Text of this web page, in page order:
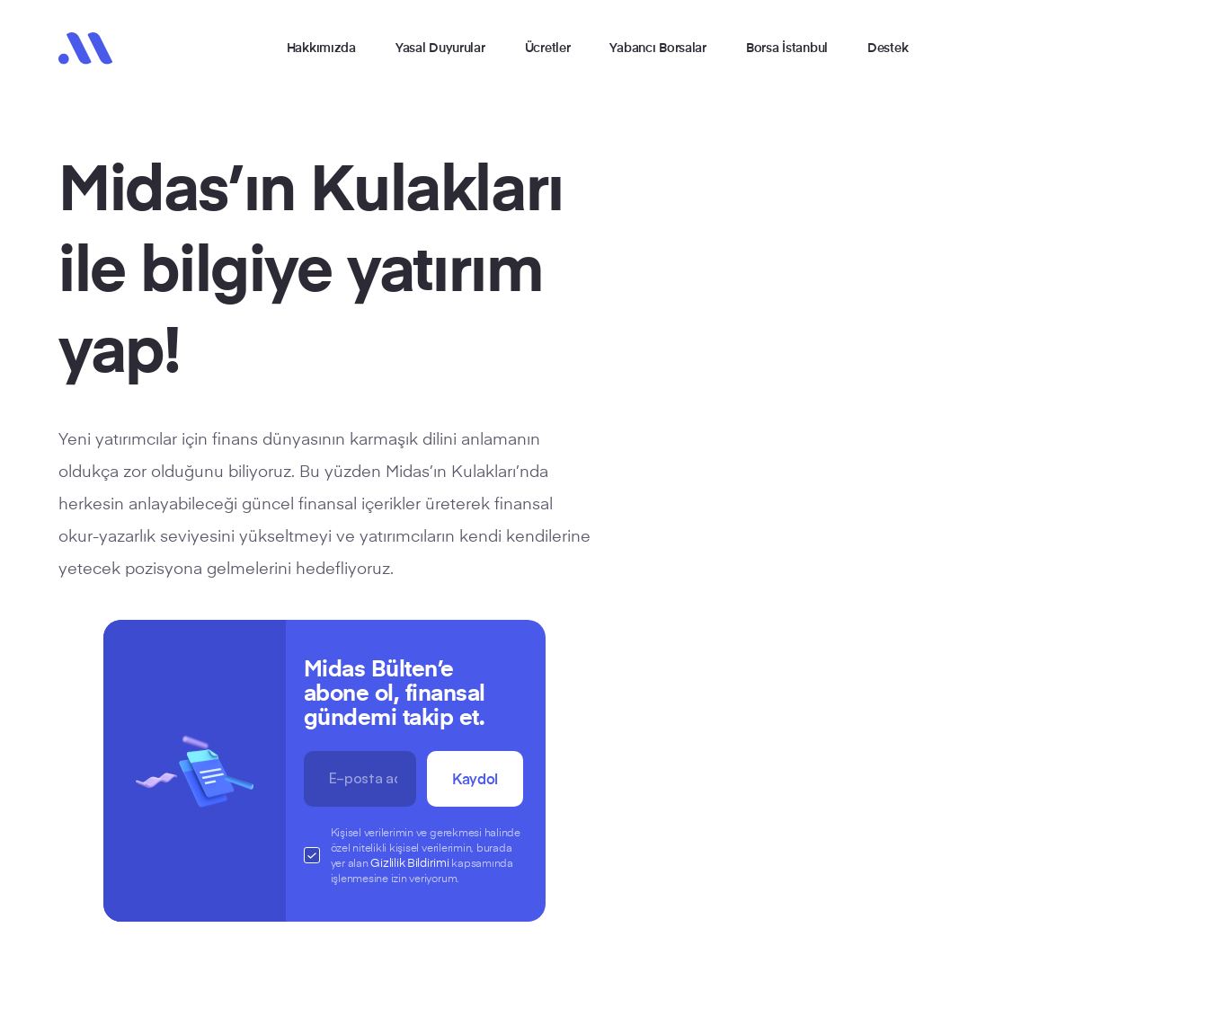
Hakkımızda Yasal Duyurular Ücretler Yabancı Borsalar Borsa İstanbul Destek
Midas’ın Kulakları
ile bilgiye yatırım
yap!
Yeni yatırımcılar için finans dünyasının karmaşık dilini anlamanın
oldukça zor olduğunu biliyoruz. Bu yüzden Midas’ın Kulakları’nda
herkesin anlayabileceği güncel finansal içerikler üreterek finansal
okur-yazarlık seviyesini yükseltmeyi ve yatırımcıların kendi kendilerine
yetecek pozisyona gelmelerini hedefliyoruz.
Midas Bülten’e
abone ol, finansal
gündemi takip et.
Kaydol
Kişisel verilerimin ve gerekmesi halinde
özel nitelikli kişisel verilerimin, burada
yer alanGizlilik Bildirimi kapsamında
işlenmesine izin veriyorum.